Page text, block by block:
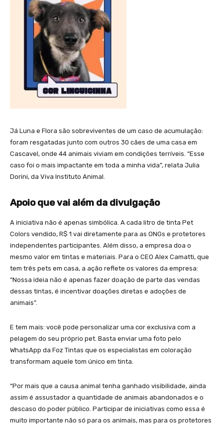
Já Luna e Flora são sobreviventes de um caso de acumulação:
foram resgatadas junto com outros 30 cães de uma casa em
Cascavel, onde 44 animais viviam em condições terríveis. “Esse
caso foi o mais impactante em toda a minha vida”, relata Julia
Dorini, da Viva Instituto Animal.
Apoio que vai além da divulgação
A iniciativa não é apenas simbólica. A cada litro de tinta Pet
Colors vendido, R$ 1 vai diretamente para as ONGs e protetores
independentes participantes. Além disso, a empresa doa o
mesmo valor em tintas e materiais. Para o CEO Alex Camatti, que
tem três pets em casa, a ação reflete os valores da empresa:
“Nossa ideia não é apenas fazer doação de parte das vendas
dessas tintas, é incentivar doações diretas e adoções de
animais”.
E tem mais: você pode personalizar uma cor exclusiva com a
pelagem do seu próprio pet. Basta enviar uma foto pelo
WhatsApp da Foz Tintas que os especialistas em coloração
transformam aquele tom único em tinta.
“Por mais que a causa animal tenha ganhado visibilidade, ainda
assim é assustador a quantidade de animais abandonados e o
descaso do poder público. Participar de iniciativas como essa é
muito importante não só para os animais, mas para os protetores